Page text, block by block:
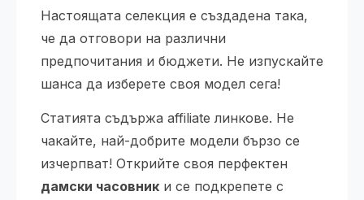
Настоящата селекция е създадена така,
че да отговори на различни
предпочитания и бюджети. Не изпускайте
шанса да изберете своя модел сега!
Статията съдържа affiliate линкове. Не
чакайте, най-добрите модели бързо се
изчерпват! Открийте своя перфектен
дамски часовник и се подкрепете с